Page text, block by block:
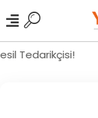
Tedarikçisi!